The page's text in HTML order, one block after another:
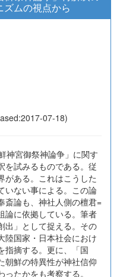
ムの視点から
07-18)
神宮御祭神論争」に関す
を試みるものである。従
がある。これはこうした
いない事による。この論
斎論も、神社人側の檀君=
論に依拠している。筆者
出」として捉える。その
陸国家・日本社会におけ
指摘する。更に、「国
朝鮮の特異性が神社信仰
たかをも考察する。